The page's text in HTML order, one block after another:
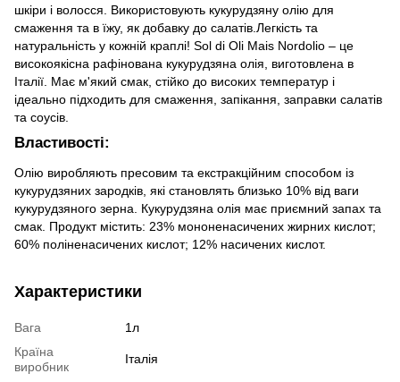
шкіри і волосся. Використовують кукурудзяну олію для
смаження та в їжу, як добавку до салатів.Легкість та
натуральність у кожній краплі! Sol di Oli Mais Nordolio – це
високоякісна рафінована кукурудзяна олія, виготовлена в
Італії. Має м'який смак, стійко до високих температур і
ідеально підходить для смаження, запікання, заправки салатів
та соусів.
Властивості:
Олію виробляють пресовим та екстракційним способом із
кукурудзяних зародків, які становлять близько 10% від ваги
кукурудзяного зерна. Кукурудзяна олія має приємний запах та
смак. Продукт містить: 23% мононенасичених жирних кислот;
60% поліненасичених кислот; 12% насичених кислот.
Характеристики
Вага
1л
Країна
виробник
Італія